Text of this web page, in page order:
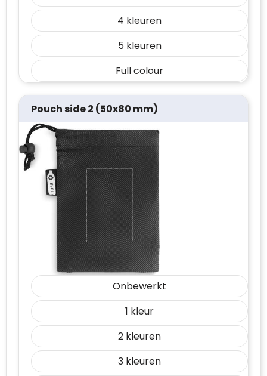
4
5
Full colour
Pouch side 2 (50x80 mm)
Onbewerkt
1
2
3